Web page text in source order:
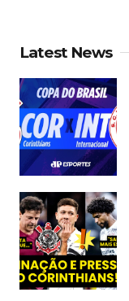
Latest News